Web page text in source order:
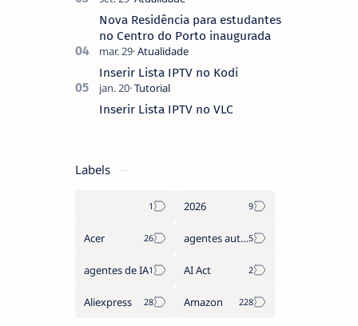
Nova Residência para estudantes
no Centro do Porto inaugurada
Inserir Lista IPTV no Kodi
Inserir Lista IPTV no VLC
Labels
2026
Acer agentes autónomos
agentes de IA AI Act
Aliexpress Amazon